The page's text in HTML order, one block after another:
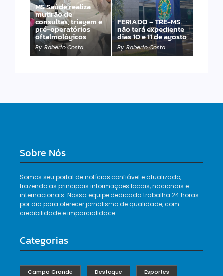
MS Saúde realiza
mutirão de
consultas, triagem e
pré-operatórios
oftalmológicos
By Roberto Costa
FERIADO – TRE-MS
não terá expediente
dias 10 e 11 de agosto
By Roberto Costa
Laranja azeda atrai
investimento
francês para
produção de óleos
essenciais
By Roberto Costa
Sobre Nós
Somos seu portal de notícias confiável e atualizado,
trazendo as principais informações locais, nacionais e
internacionais. Nossa equipe dedicada trabalha 24 horas
por dia para oferecer jornalismo de qualidade, com
credibilidade e imparcialidade.
Categorias
Campo Grande Destaque Esportes